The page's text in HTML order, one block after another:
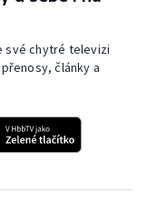
své chytré televizi
články a